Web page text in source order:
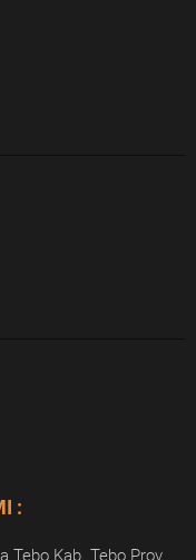
:
Tebo Kab. Tebo Prov.